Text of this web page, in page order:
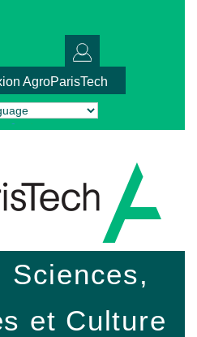
AgroParisTech
Translate
Sciences,
et Culture